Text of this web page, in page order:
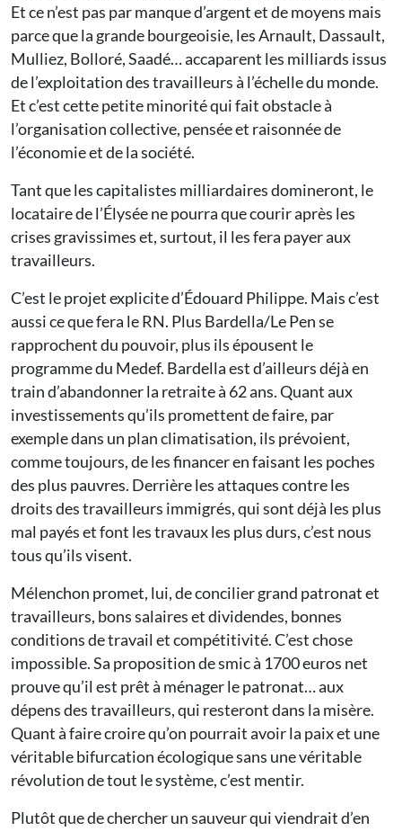
Et ce n’est pas par manque d’argent et de moyens mais
parce que la grande bourgeoisie, les Arnault, Dassault,
Mulliez, Bolloré, Saadé… accaparent les milliards issus
de l’exploitation des travailleurs à l’échelle du monde.
Et c’est cette petite minorité qui fait obstacle à
l’organisation collective, pensée et raisonnée de
l’économie et de la société.
Tant que les capitalistes milliardaires domineront, le
locataire de l’Élysée ne pourra que courir après les
crises gravissimes et, surtout, il les fera payer aux
travailleurs.
C’est le projet explicite d’Édouard Philippe. Mais c’est
aussi ce que fera le RN. Plus Bardella/Le Pen se
rapprochent du pouvoir, plus ils épousent le
programme du Medef. Bardella est d’ailleurs déjà en
train d’abandonner la retraite à 62 ans. Quant aux
investissements qu’ils promettent de faire, par
exemple dans un plan climatisation, ils prévoient,
comme toujours, de les financer en faisant les poches
des plus pauvres. Derrière les attaques contre les
droits des travailleurs immigrés, qui sont déjà les plus
mal payés et font les travaux les plus durs, c’est nous
tous qu’ils visent.
Mélenchon promet, lui, de concilier grand patronat et
travailleurs, bons salaires et dividendes, bonnes
conditions de travail et compétitivité. C’est chose
impossible. Sa proposition de smic à 1700 euros net
prouve qu’il est prêt à ménager le patronat… aux
dépens des travailleurs, qui resteront dans la misère.
Quant à faire croire qu’on pourrait avoir la paix et une
véritable bifurcation écologique sans une véritable
révolution de tout le système, c’est mentir.
Plutôt que de chercher un sauveur qui viendrait d’en